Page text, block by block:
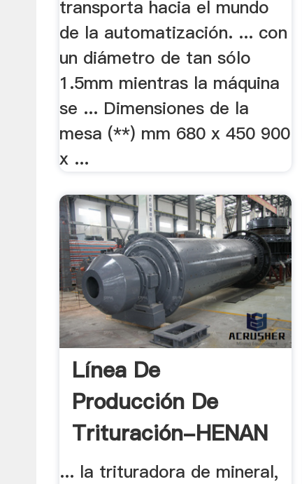
transporta hacia el mundo
de la automatización. ... con
un diámetro de tan sólo
1.5mm mientras la máquina
se ... Dimensiones de la
mesa (**) mm 680 x 450 900
x ...
Línea De
Producción De
Trituración-HENAN
... la trituradora de mineral,